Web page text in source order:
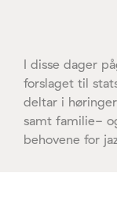
I disse dager
forslaget til
deltar i
samt familie-
behovene for